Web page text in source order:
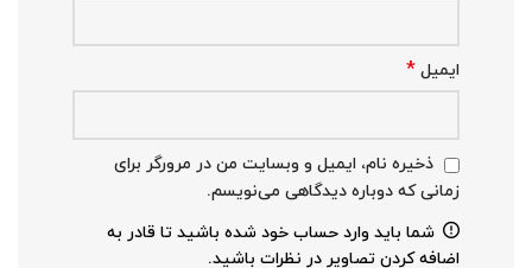
ایمیل *
ذخیره نام، ایمیل و وبسایت من در مرورگر برای
زمانی که دوباره دیدگاهی می‌نویسم.
شما باید وارد حساب خود شده باشید تا قادر به
اضافه کردن تصاویر در نظرات باشید.